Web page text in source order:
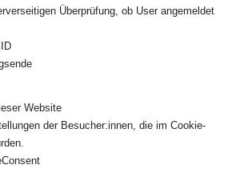
Überprüfung, ob User angemeldet
Website
der Besucher:innen, die im Cookie-